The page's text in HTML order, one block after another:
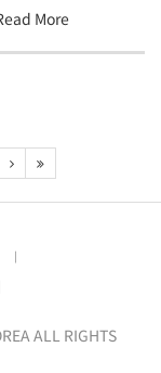
More
ALL RIGHTS